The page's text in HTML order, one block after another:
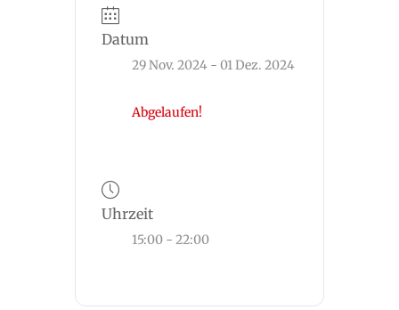
Datum
29 Nov. 2024 - 01 Dez. 2024
Abgelaufen!
Uhrzeit
15:00 - 22:00